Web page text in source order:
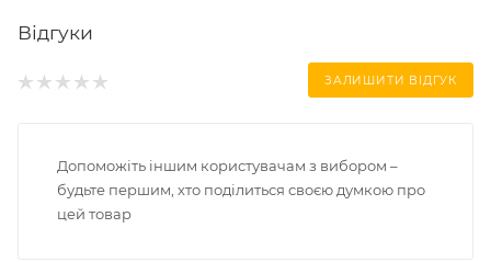
Відгуки
ЗАЛИШИТИ ВІДГУК
Допоможіть іншим користувачам з вибором –
будьте першим, хто поділиться своєю думкою про
цей товар